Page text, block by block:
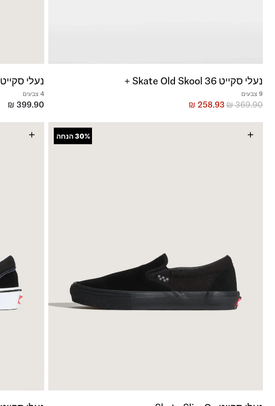
נעלי סקייט Skate Old Skool 36 +
9 צבעים
₪369.90
₪ 258.93
נעלי סקייט Skate Half Cab
4 צבעים
₪ 399.90
+
30%הנחה +